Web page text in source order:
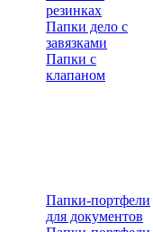
резинках
Папки дело с
завязками
Папки с
клапаном
Папки-портфели
для документов